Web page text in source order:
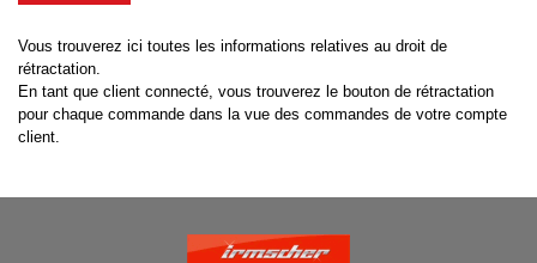
Vous trouverez ici toutes les informations relatives au droit de
rétractation.
En tant que client connecté, vous trouverez le bouton de rétractation
pour chaque commande dans la vue des commandes de votre compte
client.